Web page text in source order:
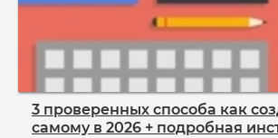
3 проверенных способа как
самому в 2026 + подробная